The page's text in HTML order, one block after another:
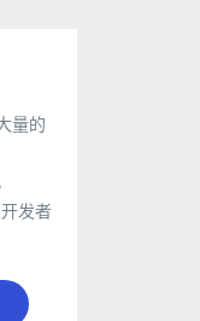
量的
发者